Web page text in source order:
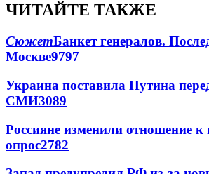
ЧИТАЙТЕ ТАКЖЕ
СюжетБанкет генералов.
Москве9797
Украина поставила Путина
СМИ3089
Россияне изменили отношение к
опрос2782